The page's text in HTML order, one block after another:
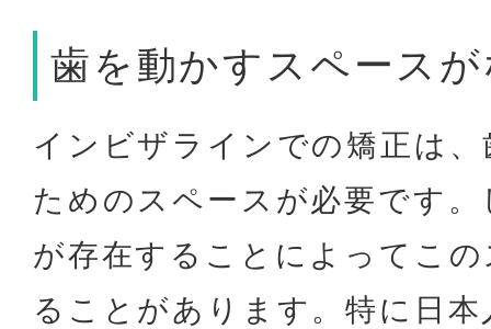
歯を動かすスペース
インビザラインでの矯正は
ためのスペースが必要です
が存在することによってこ
ることがあります。特に日